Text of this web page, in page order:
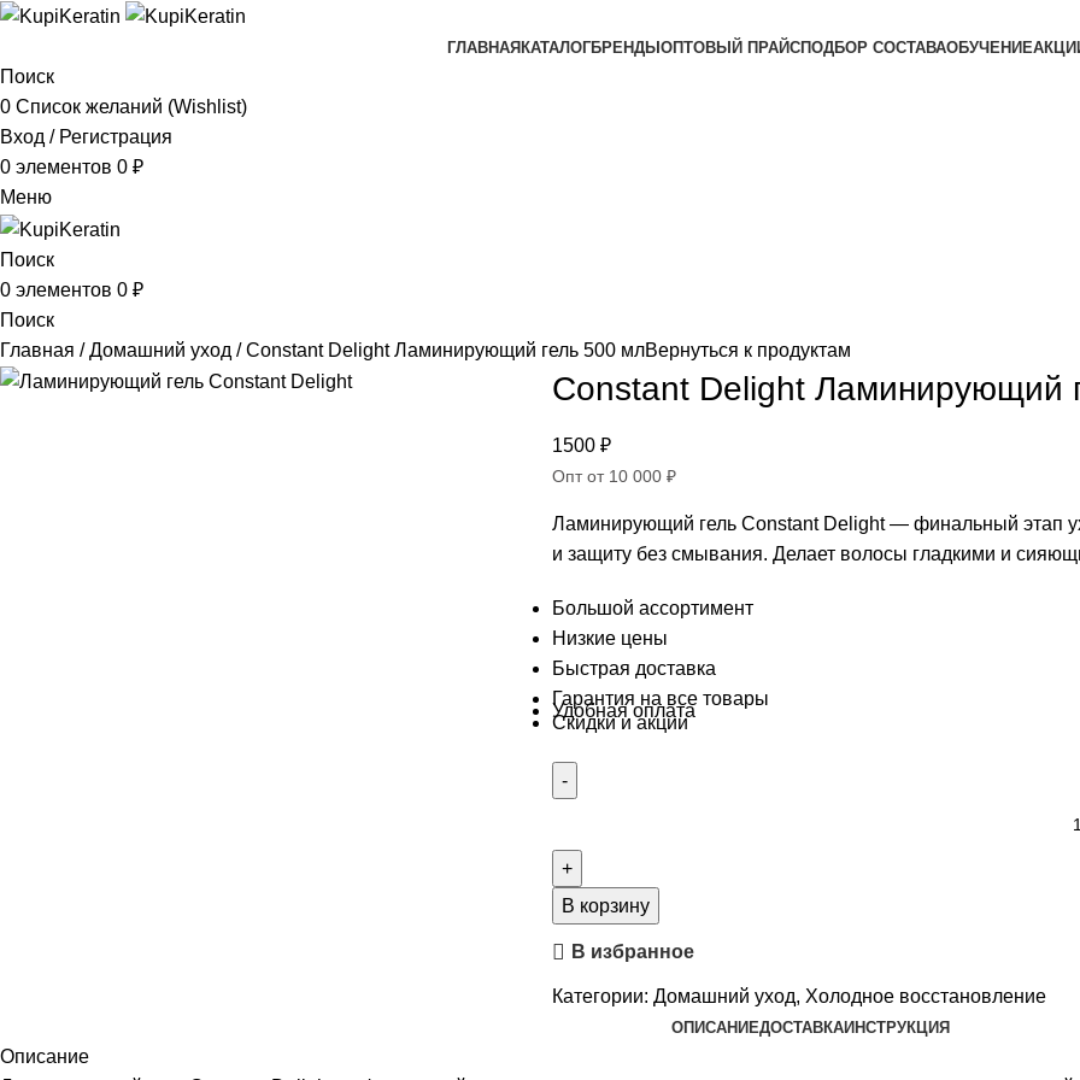
ГЛАВНАЯ КАТАЛОГБРЕНДЫ ОПТОВЫЙ ПРАЙСПОДБОР СОСТАВАОБУЧЕНИЕ
Поиск
0 Список желаний (Wishlist)
Вход / Регистрация
0 элементов 0 ₽
Меню
Поиск
0 элементов 0 ₽
Поиск
Главная
Домашний уход Constant Delight Ламинирующий гель 500 млВернуться к продуктам
Constant Delight Ламинирующий
1500 ₽
Опт от 10 000 ₽
Ламинирующий гель Constant Delight — финальный этап
и защиту без смывания. Делает волосы гладкими и
Большой ассортимент
Низкие цены
Быстрая доставка
Гарантия на все товары
Удобная оплата
Скидки и акции
В корзину
В избранное
Категории: Домашний уход, Холодное восстановление
ОПИСАНИЕДОСТАВКАИНСТРУКЦИЯ
Описание